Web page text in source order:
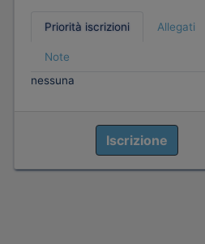
Priorità iscrizioni Allegati
Note
nessuna
Iscrizione